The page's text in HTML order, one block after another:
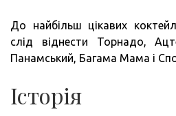
До найбільш цікавих
слід віднести Торнадо,
Панамський, Багама Мама і
Історія